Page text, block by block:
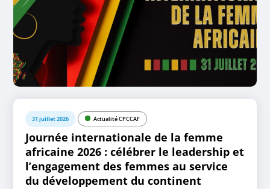
31 juillet 2026 Actualité CPCCAF
Journée internationale de la femme
africaine 2026 : célébrer le leadership et
l’engagement des femmes au service
du développement du continent